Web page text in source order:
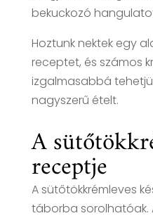
bekuckozó
Hoztunk nektek egy
receptet, és számos
izgalmasabbá
nagyszerű ételt.
A
receptje
A sütőtökkrémleves
táborba sorolhatóak.